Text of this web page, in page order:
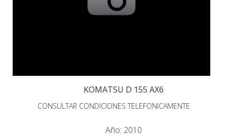
KOMATSU D 155 AX6
CONSULTAR CONDICIONES TELEFONICAMENTE
Año: 2010